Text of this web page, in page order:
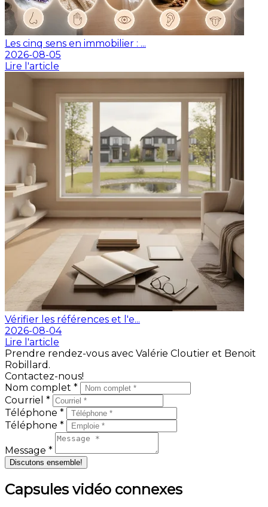
Les cinq sens en immobilier : ...
2026-08-05
Lire l'article
Vérifier les références et l'e...
2026-08-04
Lire l'article
Prendre rendez-vous avec Valérie Cloutier et Benoit
Robillard.
Contactez-nous!
Nom complet *
Courriel *
Téléphone *
Téléphone *
Message *
Discutons ensemble!
Capsules vidéo connexes